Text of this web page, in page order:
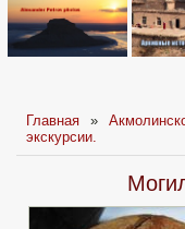
Главная »
экскурсии.